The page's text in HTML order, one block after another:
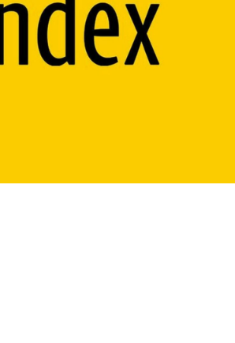
отзыв на